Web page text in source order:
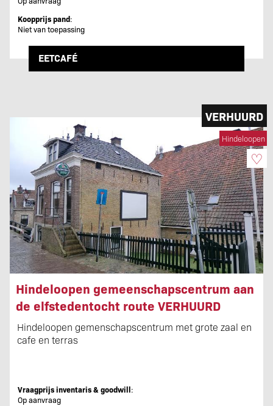
Koopprijs pand:
Niet van toepassing
EETCAFÉ
VERHUURD
Hindeloopen
♡
Hindeloopen gemeenschapscentrum aan
de elfstedentocht route VERHUURD
Hindeloopen gemenschapscentrum met grote zaal en
cafe en terras
Vraagprijs inventaris & goodwill:
Op aanvraag